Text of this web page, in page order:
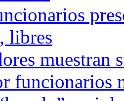
libres
muestran
funcionarios